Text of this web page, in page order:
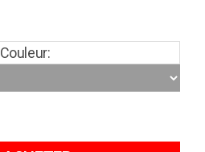
Couleur: